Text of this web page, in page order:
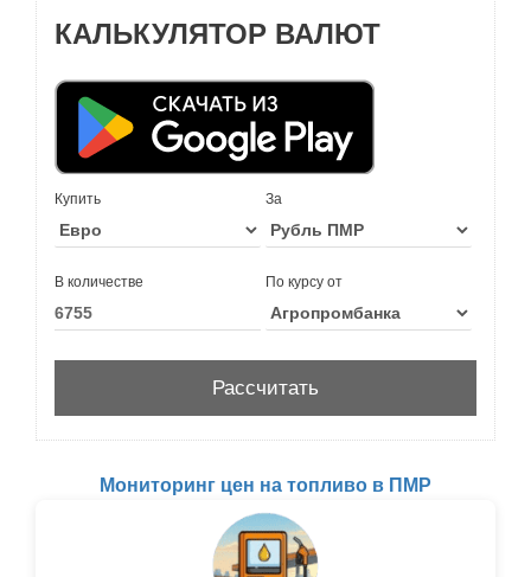
КАЛЬКУЛЯТОР ВАЛЮТ
Купить За
В количестве По курсу от
Мониторинг цен на топливо в ПМР